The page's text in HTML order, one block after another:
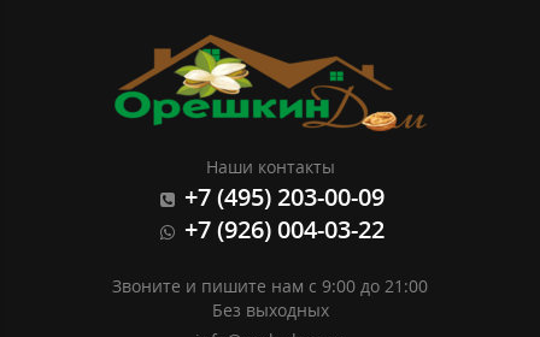
Наши контакты
+7 (495) 203-00-09
+7 (926) 004-03-22
Звоните и пишите нам с 9:00 до 21:00
Без выходных